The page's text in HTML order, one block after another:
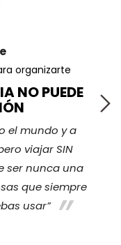
organizarte
NO PUEDE
el mundo y a
viajar SIN
ser nunca una
que siempre
usar”